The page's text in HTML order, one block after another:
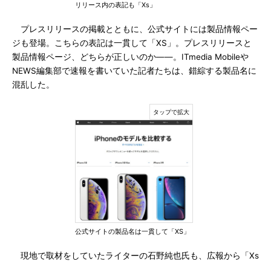
リリース内の表記も「Xs」
プレスリリースの掲載とともに、公式サイトには製品情報ペー
ジも登場。こちらの表記は一貫して「XS」。プレスリリースと
製品情報ページ、どちらが正しいのか――。ITmedia Mobileや
NEWS編集部で速報を書いていた記者たちは、錯綜する製品名に
混乱した。
公式サイトの製品名は一貫して「XS」
現地で取材をしていたライターの石野純也氏も、広報から「Xs